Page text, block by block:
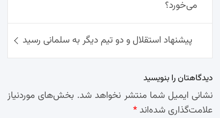
می‌خورد؟
پیشنهاد استقلال و دو تیم دیگر به سلمانی رسید
دیدگاهتان را بنویسید
نشانی ایمیل شما منتشر نخواهد شد. بخش‌های موردنیاز
علامت‌گذاری شده‌اند *